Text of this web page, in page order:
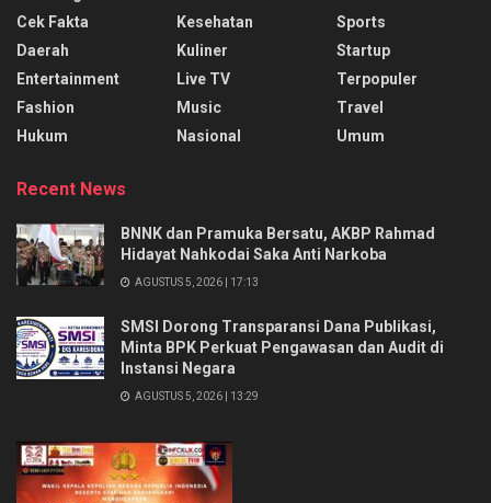
Cek Fakta
Daerah
Entertainment
Fashion
Hukum
Kesehatan
Kuliner
Live TV
Music
Nasional
Sports
Startup
Terpopuler
Travel
Umum
Recent News
BNNK dan Pramuka Bersatu, AKBP Rahmad
Hidayat Nahkodai Saka Anti Narkoba
AGUSTUS 5, 2026 | 17:13
SMSI Dorong Transparansi Dana Publikasi,
Minta BPK Perkuat Pengawasan dan Audit di
Instansi Negara
AGUSTUS 5, 2026 | 13:29